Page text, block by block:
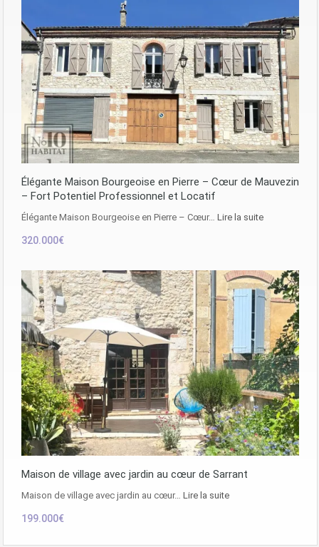
Élégante Maison Bourgeoise en Pierre – Cœur de Mauvezin
– Fort Potentiel Professionnel et Locatif
Élégante Maison Bourgeoise en Pierre – Cœur… Lire la suite
320.000€
Maison de village avec jardin au cœur de Sarrant
Maison de village avec jardin au cœur… Lire la suite
199.000€